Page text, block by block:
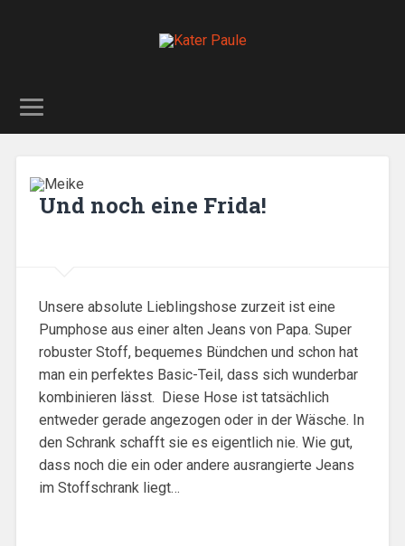
Und noch eine Frida!
Unsere absolute Lieblingshose zurzeit ist eine
Pumphose aus einer alten Jeans von Papa. Super
robuster Stoff, bequemes Bündchen und schon hat
man ein perfektes Basic-Teil, dass sich wunderbar
kombinieren lässt. Diese Hose ist tatsächlich
entweder gerade angezogen oder in der Wäsche. In
den Schrank schafft sie es eigentlich nie. Wie gut,
dass noch die ein oder andere ausrangierte Jeans
im Stoffschrank liegt…